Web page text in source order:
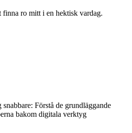
ro mitt i en hektisk vardag.
snabbare: Förstå de grundläggande
bakom digitala verktyg